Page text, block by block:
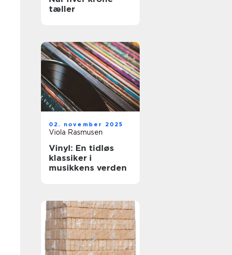
tæller
02. november 2025
Viola Rasmusen
Vinyl: En tidløs
klassiker i
musikkens verden